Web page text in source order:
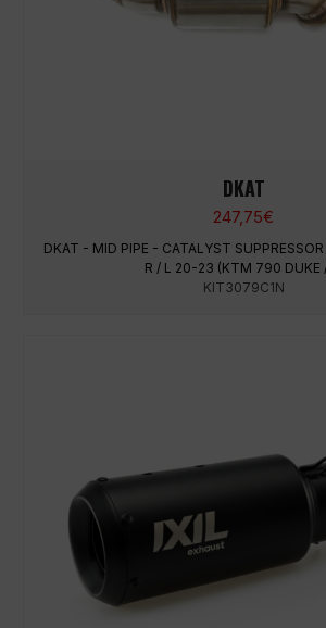
DKAT
247,75€
DKAT - MID PIPE - CATALYST
R / L 20-23 (KTM 790 DUKE
KIT3079C1N